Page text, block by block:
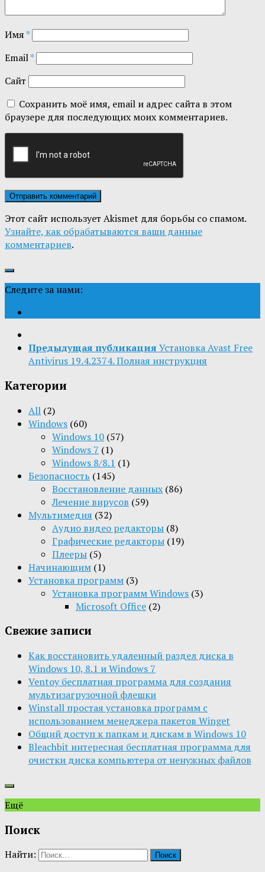
Имя*
Email*
Сайт
Сохранить моё имя, email и адрес сайта в этом
браузере для последующих моих комментариев.
Этот сайт использует Akismet для борьбы со спамом.
Узнайте, как обрабатываются ваши данные
комментариев.
Следите за нами:
Предыдущая публикация Установка Avast Free
Antivirus 19.4.2374. Полная инструкция
Категории
All (2)
Windows (60)
Windows 10 (57)
Windows 7 (1)
Windows 8/8.1 (1)
Безопасность (145)
Восстановление данных (86)
Лечение вирусов (59)
Мультимедия (32)
Aудио видео редакторы (8)
Графические редакторы (19)
Плееры (5)
Начинающим (1)
Установка программ (3)
Установка программ Windows (3)
Microsoft Office (2)
Свежие записи
Как восстановить удаленный раздел диска в
Windows 10, 8.1 и Windows 7
Ventoy бесплатная программа для создания
мультизагрузочной флешки
Winstall простая установка программ с
использованием менеджера пакетов Winget
Общий доступ к папкам и дискам в Windows 10
Bleachbit интересная бесплатная программа для
очистки диска компьютера от ненужных файлов
Ещё
Поиск
Найти: